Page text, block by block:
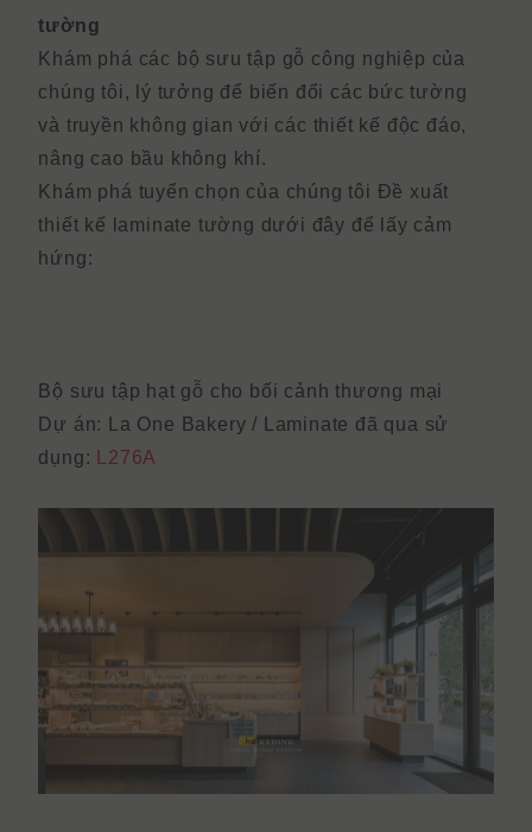
tường
Khám phá các bộ sưu tập gỗ công nghiệp của
chúng tôi, lý tưởng để biến đổi các bức tường
và truyền không gian với các thiết kế độc đáo,
nâng cao bầu không khí.
Khám phá tuyển chọn của chúng tôi Đề xuất
thiết kế laminate tường dưới đây để lấy cảm
hứng:
Bộ sưu tập hạt gỗ cho bối cảnh thương mại
Dự án: La One Bakery /
Laminate đã qua sử
dụng:
L276A